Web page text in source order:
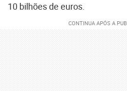
10 bilhões de euros.